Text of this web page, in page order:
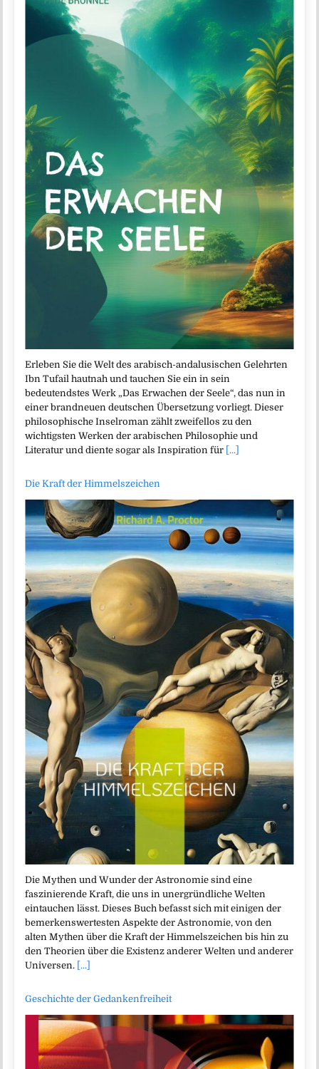
Erleben Sie die Welt des arabisch-andalusischen Gelehrten
Ibn Tufail hautnah und tauchen Sie ein in sein
bedeutendstes Werk „Das Erwachen der Seele“, das nun in
einer brandneuen deutschen Übersetzung vorliegt. Dieser
philosophische Inselroman zählt zweifellos zu den
wichtigsten Werken der arabischen Philosophie und
Literatur und diente sogar als Inspiration für [...]
Die Kraft der Himmelszeichen
Die Mythen und Wunder der Astronomie sind eine
faszinierende Kraft, die uns in unergründliche Welten
eintauchen lässt. Dieses Buch befasst sich mit einigen der
bemerkenswertesten Aspekte der Astronomie, von den
alten Mythen über die Kraft der Himmelszeichen bis hin zu
den Theorien über die Existenz anderer Welten und anderer
Universen. [...]
Geschichte der Gedankenfreiheit